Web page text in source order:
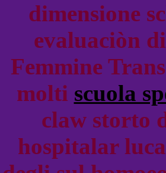
dimensione
evaluaciòn
Femmine
molti scuola
claw storto
hospitalar